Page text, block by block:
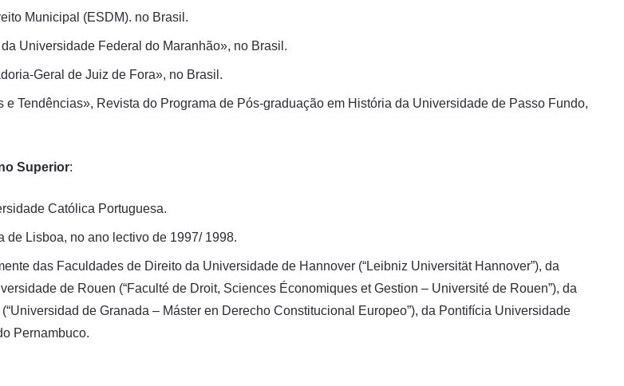
Municipal (ESDM). no Brasil.
Universidade Federal do Maranhão», no Brasil.
Geral de Juiz de Fora», no Brasil.
Tendências», Revista do Programa de Pós-graduação em História da Universidade de Passo Fundo,
Superior:
Católica Portuguesa.
Lisboa, no ano lectivo de 1997/ 1998.
das Faculdades de Direito da Universidade de Hannover (“Leibniz Universität Hannover”), da
de Rouen (“Faculté de Droit, Sciences Économiques et Gestion – Université de Rouen”), da
de Granada – Máster en Derecho Constitucional Europeo”), da Pontifícia Universidade
Pernambuco.